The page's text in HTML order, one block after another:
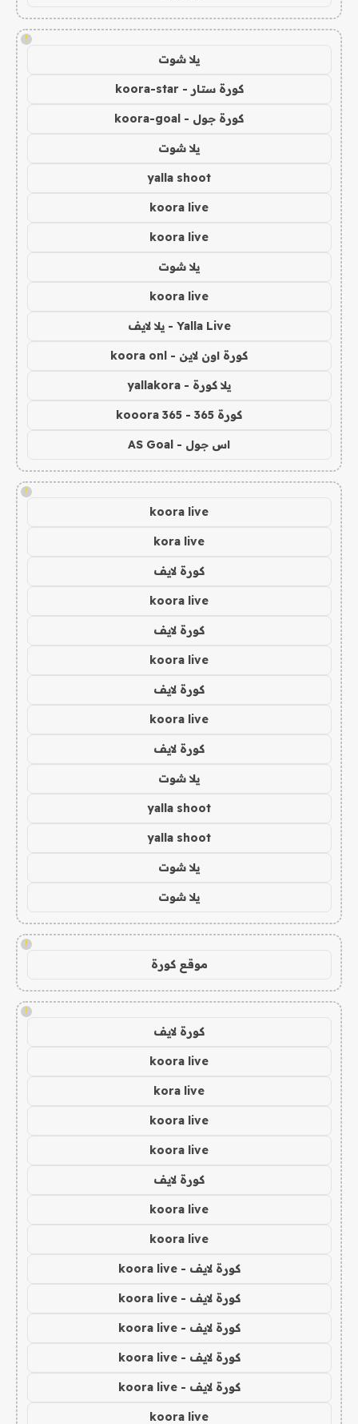
!
يلا شوت
كورة ستار - koora-star
كورة جول - koora-goal
يلا شوت
yalla shoot
koora live
koora live
يلا شوت
koora live
Yalla Live - يلا لايف
كورة اون لاين - koora onl
يلا كورة - yallakora
كورة 365 - kooora 365
اس جول - AS Goal
!
koora live
kora live
كورة لايف
koora live
كورة لايف
koora live
كورة لايف
koora live
كورة لايف
يلا شوت
yalla shoot
yalla shoot
يلا شوت
يلا شوت
!
موقع كورة
!
كورة لايف
koora live
kora live
koora live
koora live
كورة لايف
koora live
koora live
كورة لايف - koora live
كورة لايف - koora live
كورة لايف - koora live
كورة لايف - koora live
كورة لايف - koora live
koora live